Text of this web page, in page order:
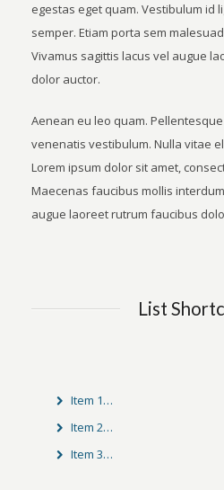
egestas eget quam. Vestibulum id
semper. Etiam porta sem
Vivamus sagittis lacus vel augue
dolor auctor.
Aenean eu leo quam.
venenatis vestibulum. Nulla vitae
Lorem ipsum dolor sit amet,
Maecenas faucibus mollis
augue laoreet rutrum faucibus
List
Item 1…
Item 2…
Item 3…